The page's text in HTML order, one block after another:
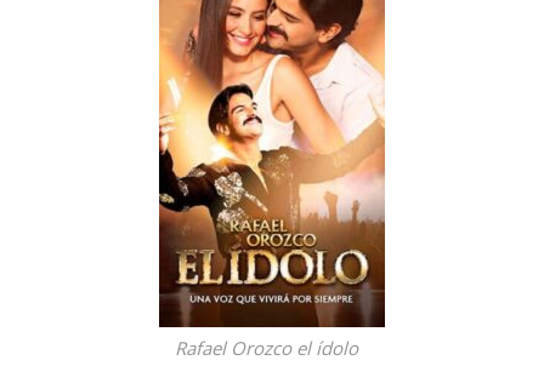
Rafael Orozco el ídolo